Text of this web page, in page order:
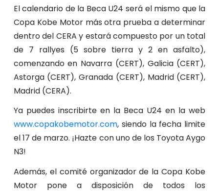
El calendario de la Beca U24 será el mismo que la
Copa Kobe Motor más otra prueba a determinar
dentro del CERA y estará compuesto por un total
de 7 rallyes (5 sobre tierra y 2 en asfalto),
comenzando en Navarra (CERT), Galicia (CERT),
Astorga (CERT), Granada (CERT), Madrid (CERT),
Madrid (CERA).
Ya puedes inscribirte en la Beca U24 en la web
www.copakobemotor.com, siendo la fecha limite
el 17 de marzo. ¡Hazte con uno de los Toyota Aygo
N3!
Además, el comité organizador de la Copa Kobe
Motor pone a disposición de todos los